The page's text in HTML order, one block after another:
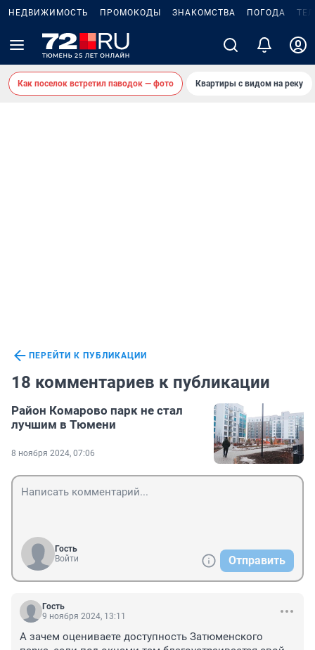
НЕДВИЖИМОСТЬ ПРОМОКОДЫ ЗНАКОМСТВА ПОГОДА
Как поселок встретил паводок — фото Квартиры с видом на реку
ПЕРЕЙТИ К ПУБЛИКАЦИИ
18 комментариев к публикации
Район Комарово парк не стал
лучшим в Тюмени
8 ноября 2024, 07:06
Гость
Войти
Отправить
Гость
9 ноября 2024, 13:11
А зачем оцениваете доступность Затюменского